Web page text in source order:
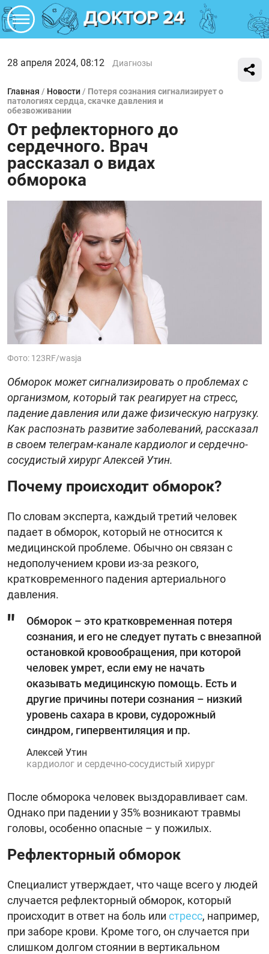
28 апреля 2024, 08:12 Диагнозы
Главная / Новости / Потеря сознания сигнализирует о
патологиях сердца, скачке давления и
обезвоживании
От рефлекторного до
сердечного. Врач
рассказал о видах
обморока
Фото: 123RF/wasja
Обморок может сигнализировать о проблемах с
организмом, который так реагирует на стресс,
падение давления или даже физическую нагрузку.
Как распознать развитие заболеваний, рассказал
в своем телеграм-канале кардиолог и сердечно-
сосудистый хирург Алексей Утин.
Почему происходит обморок?
По словам эксперта, каждый третий человек
падает в обморок, который не относится к
медицинской проблеме. Обычно он связан с
недополучением крови из-за резкого,
кратковременного падения артериального
давления.
Обморок – это кратковременная потеря
сознания, и его не следует путать с внезапной
остановкой кровообращения, при которой
человек умрет, если ему не начать
оказывать медицинскую помощь. Есть и
другие причины потери сознания – низкий
уровень сахара в крови, судорожный
синдром, гипервентиляция и пр.
Алексей Утин
кардиолог и сердечно-сосудистый хирург
После обморока человек выздоравливает сам.
Однако при падении у 35% возникают травмы
головы, особенно опасные – у пожилых.
Рефлекторный обморок
Специалист утверждает, что чаще всего у людей
случается рефлекторный обморок, который
происходит в ответ на боль или стресс, например,
при заборе крови. Кроме того, он случается при
слишком долгом стоянии в вертикальном